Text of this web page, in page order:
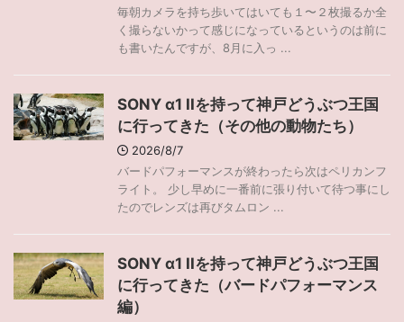
毎朝カメラを持ち歩いてはいても１〜２枚撮るか全
く撮らないかって感じになっているというのは前に
も書いたんですが、8月に入っ ...
SONY α1 IIを持って神戸どうぶつ王国
に行ってきた（その他の動物たち）
2026/8/7
バードパフォーマンスが終わったら次はペリカンフ
ライト。 少し早めに一番前に張り付いて待つ事にし
たのでレンズは再びタムロン ...
SONY α1 IIを持って神戸どうぶつ王国
に行ってきた（バードパフォーマンス
編）